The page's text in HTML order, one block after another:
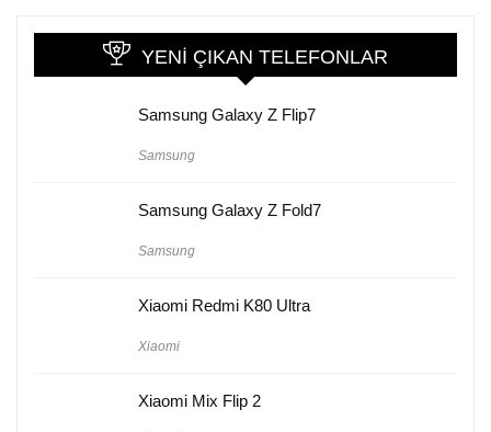
YENI ÇIKAN TELEFONLAR
Samsung Galaxy Z Flip7
Samsung
Samsung Galaxy Z Fold7
Samsung
Xiaomi Redmi K80 Ultra
Xiaomi
Xiaomi Mix Flip 2